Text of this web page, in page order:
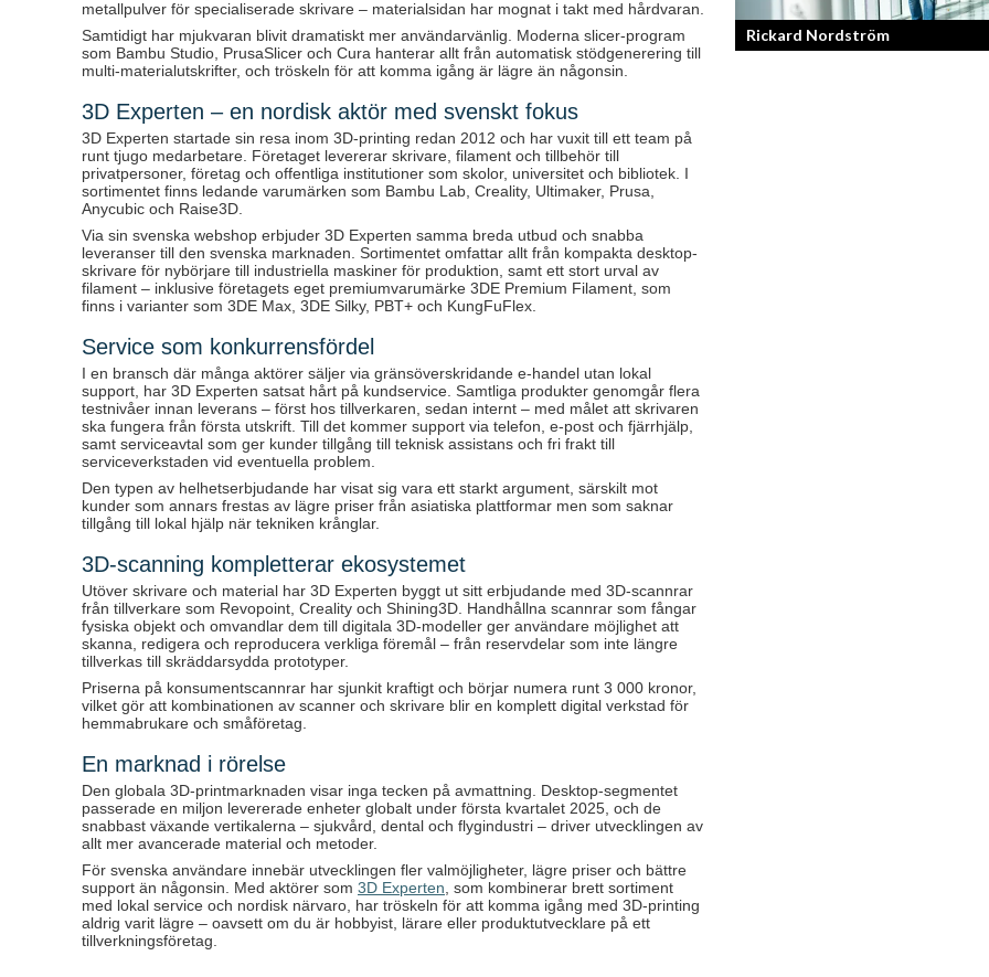
metallpulver för specialiserade skrivare – materialsidan har mognat i takt med hårdvaran.
Samtidigt har mjukvaran blivit dramatiskt mer användarvänlig. Moderna slicer-program
som Bambu Studio, PrusaSlicer och Cura hanterar allt från automatisk stödgenerering till
multi-materialutskrifter, och tröskeln för att komma igång är lägre än någonsin.
3D Experten – en nordisk aktör med svenskt fokus
3D Experten startade sin resa inom 3D-printing redan 2012 och har vuxit till ett team på
runt tjugo medarbetare. Företaget levererar skrivare, filament och tillbehör till
privatpersoner, företag och offentliga institutioner som skolor, universitet och bibliotek. I
sortimentet finns ledande varumärken som Bambu Lab, Creality, Ultimaker, Prusa,
Anycubic och Raise3D.
Via sin svenska webshop erbjuder 3D Experten samma breda utbud och snabba
leveranser till den svenska marknaden. Sortimentet omfattar allt från kompakta desktop-
skrivare för nybörjare till industriella maskiner för produktion, samt ett stort urval av
filament – inklusive företagets eget premiumvarumärke 3DE Premium Filament, som
finns i varianter som 3DE Max, 3DE Silky, PBT+ och KungFuFlex.
Service som konkurrensfördel
I en bransch där många aktörer säljer via gränsöverskridande e-handel utan lokal
support, har 3D Experten satsat hårt på kundservice. Samtliga produkter genomgår flera
testnivåer innan leverans – först hos tillverkaren, sedan internt – med målet att skrivaren
ska fungera från första utskrift. Till det kommer support via telefon, e-post och fjärrhjälp,
samt serviceavtal som ger kunder tillgång till teknisk assistans och fri frakt till
serviceverkstaden vid eventuella problem.
Den typen av helhetserbjudande har visat sig vara ett starkt argument, särskilt mot
kunder som annars frestas av lägre priser från asiatiska plattformar men som saknar
tillgång till lokal hjälp när tekniken krånglar.
3D-scanning kompletterar ekosystemet
Utöver skrivare och material har 3D Experten byggt ut sitt erbjudande med 3D-scannrar
från tillverkare som Revopoint, Creality och Shining3D. Handhållna scannrar som fångar
fysiska objekt och omvandlar dem till digitala 3D-modeller ger användare möjlighet att
skanna, redigera och reproducera verkliga föremål – från reservdelar som inte längre
tillverkas till skräddarsydda prototyper.
Priserna på konsumentscannrar har sjunkit kraftigt och börjar numera runt 3 000 kronor,
vilket gör att kombinationen av scanner och skrivare blir en komplett digital verkstad för
hemmabrukare och småföretag.
En marknad i rörelse
Den globala 3D-printmarknaden visar inga tecken på avmattning. Desktop-segmentet
passerade en miljon levererade enheter globalt under första kvartalet 2025, och de
snabbast växande vertikalerna – sjukvård, dental och flygindustri – driver utvecklingen av
allt mer avancerade material och metoder.
För svenska användare innebär utvecklingen fler valmöjligheter, lägre priser och bättre
support än någonsin. Med aktörer som 3D Experten , som kombinerar brett sortiment
med lokal service och nordisk närvaro, har tröskeln för att komma igång med 3D-printing
aldrig varit lägre – oavsett om du är hobbyist, lärare eller produktutvecklare på ett
tillverkningsföretag.
Rickard Nordström